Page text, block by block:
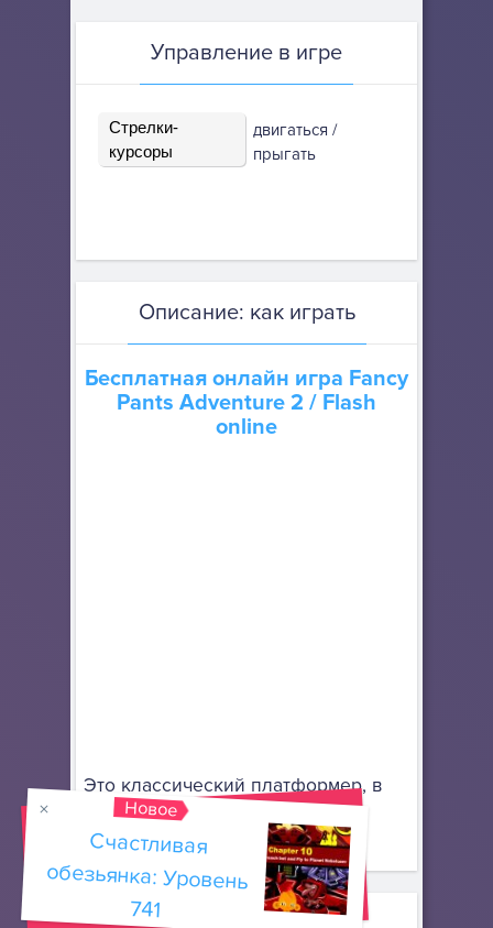
Управление в игре
Стрелки-
курсоры
двигаться /
прыгать
Описание: как играть
Бесплатная онлайн игра Fancy
Pants Adventure 2 / Flash
online
Это классический платформер, в
который снова можно играть в
онлайн браузере.
Новое
Счастливая
обезьянка: Уровень
741